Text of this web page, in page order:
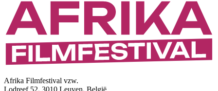
Afrika Filmfestival vzw.
Lodreef 52, 3010 Leuven, België